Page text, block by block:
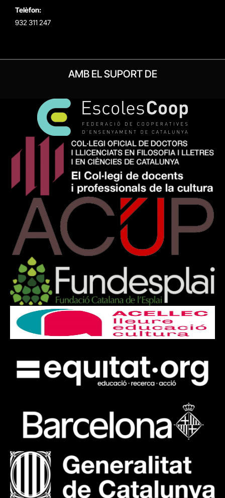
Telèfon:
932 311 247
AMB EL SUPORT DE